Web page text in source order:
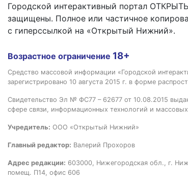
Городской интерактивный портал
защищены. Полное или частичное
с гиперссылкой на «Открытый Нижний».
Возрастное ограничение 18+
Средство массовой информации «Городской
зарегистрировано 10 августа 2015 г. в форме
Свидетельство Эл № ФС77 – 62677 от 10.08.2015
сфере связи, информационных технологий и
Учредитель: ООО «Открытый Нижний»
Главный редактор: Валерий Прохоров
Адрес редакции: 603000, Нижегородская обл., г.
помещ. П14, офис 606